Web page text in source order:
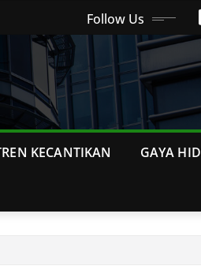
Follow Us
KECANTIKAN GAYA